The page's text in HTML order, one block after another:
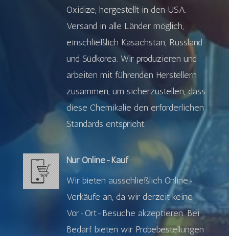
Oxidize, hergestellt in den USA.
Versand in alle Länder möglich,
einschließlich Kasachstan, Russland
und Südkorea. Wir produzieren und
arbeiten mit führenden Herstellern
zusammen, um sicherzustellen, dass
diese Chemikalie den erforderlichen
Standards entspricht.
Nur Online-Kauf
Wir bieten ausschließlich Online-
Verkäufe an, da wir derzeit keine
Vor-Ort-Besuche akzeptieren. Bei
Bedarf bieten wir Probebestellungen